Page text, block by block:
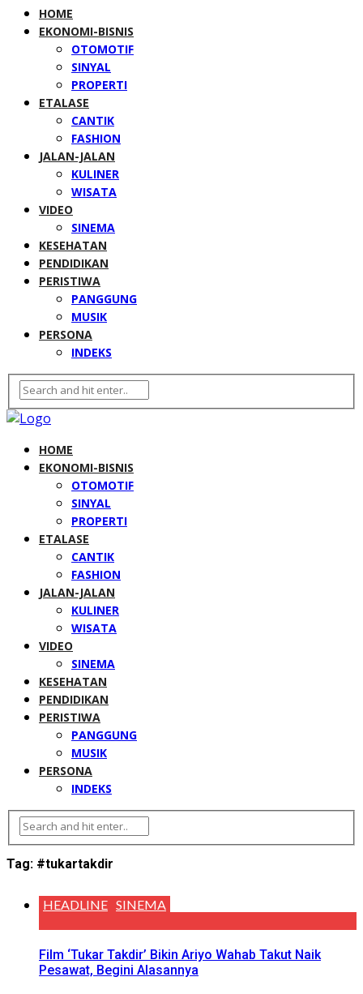
HOME
EKONOMI-BISNIS
OTOMOTIF
SINYAL
PROPERTI
ETALASE
CANTIK
FASHION
JALAN-JALAN
KULINER
WISATA
VIDEO
SINEMA
KESEHATAN
PENDIDIKAN
PERISTIWA
PANGGUNG
MUSIK
PERSONA
INDEKS
HOME
EKONOMI-BISNIS
OTOMOTIF
SINYAL
PROPERTI
ETALASE
CANTIK
FASHION
JALAN-JALAN
KULINER
WISATA
VIDEO
SINEMA
KESEHATAN
PENDIDIKAN
PERISTIWA
PANGGUNG
MUSIK
PERSONA
INDEKS
Tag: #tukartakdir
HEADLINE SINEMA
Film ‘Tukar Takdir’ Bikin Ariyo Wahab Takut Naik
Pesawat, Begini Alasannya